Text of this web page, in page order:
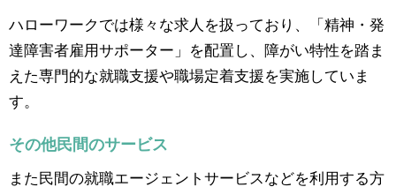
ハローワークでは様々な求人を扱っており、「精神・発
達障害者雇用サポーター」を配置し、障がい特性を踏ま
えた専門的な就職支援や職場定着支援を実施していま
す。
その他民間のサービス
また民間の就職エージェントサービスなどを利用する方